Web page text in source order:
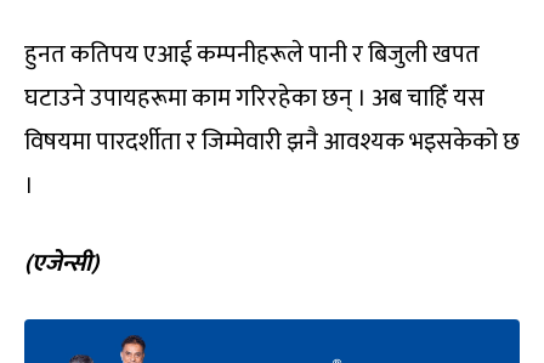
हुनत कतिपय एआई कम्पनीहरूले पानी र बिजुली खपत
घटाउने उपायहरूमा काम गरिरहेका छन् । अब चाहिँ यस
विषयमा पारदर्शीता र जिम्मेवारी झनै आवश्यक भइसकेको छ
।
(एजेन्सी)